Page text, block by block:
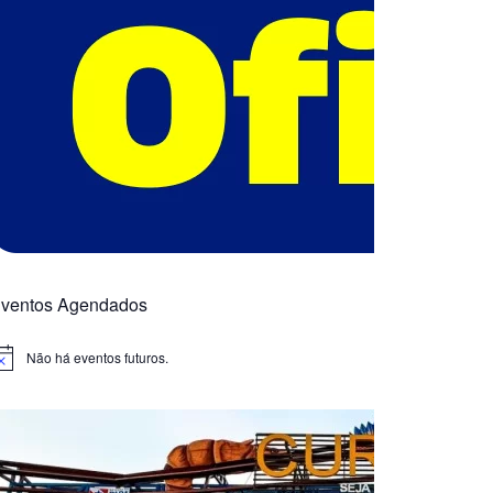
Agendados
Não há eventos futuros.